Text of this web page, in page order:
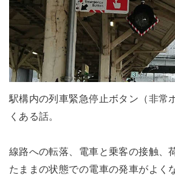
駅構内の列車緊急停止ボタン（非常
くある話。
線路への転落、電車と乗客の接触、
たままの状態での電車の発車がよく